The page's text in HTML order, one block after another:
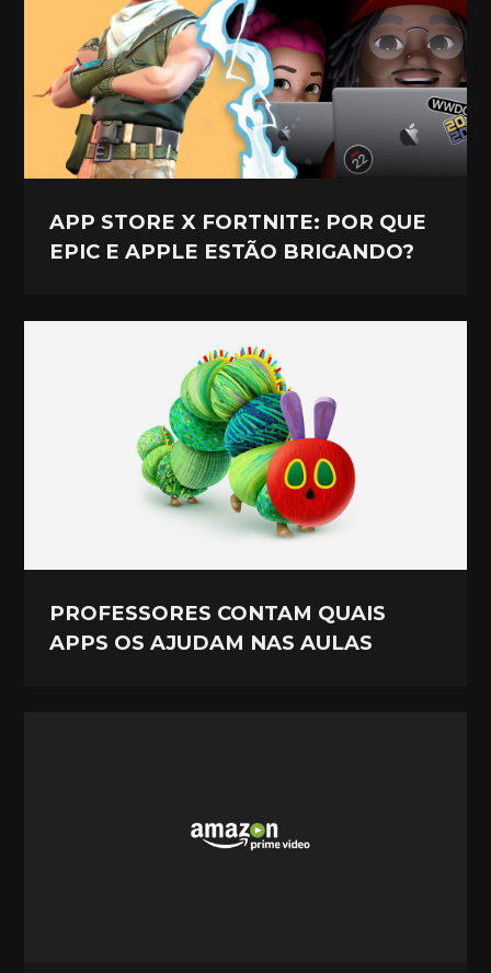
APP STORE X FORTNITE: POR QUE
EPIC E APPLE ESTÃO BRIGANDO?
PROFESSORES CONTAM QUAIS
APPS OS AJUDAM NAS AULAS